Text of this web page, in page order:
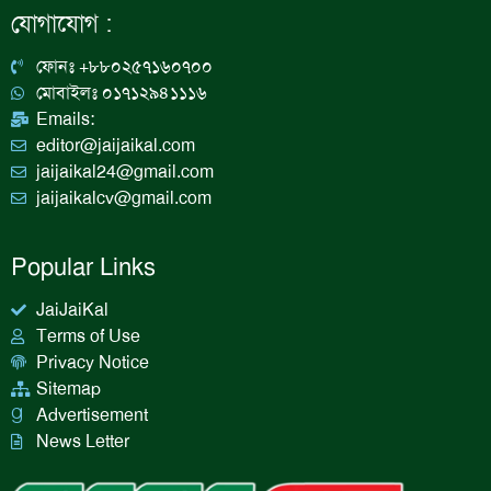
b
o
a
g
a
m
n
যোগাযোগ :
ফোনঃ +৮৮০২৫৭১৬০৭০০
মোবাইলঃ ০১৭১২৯৪১১১৬
Emails:
editor@jaijaikal.com
jaijaikal24@gmail.com
jaijaikalcv@gmail.com
Popular Links
JaiJaiKal
Terms of Use
Privacy Notice
Sitemap
Advertisement
News Letter